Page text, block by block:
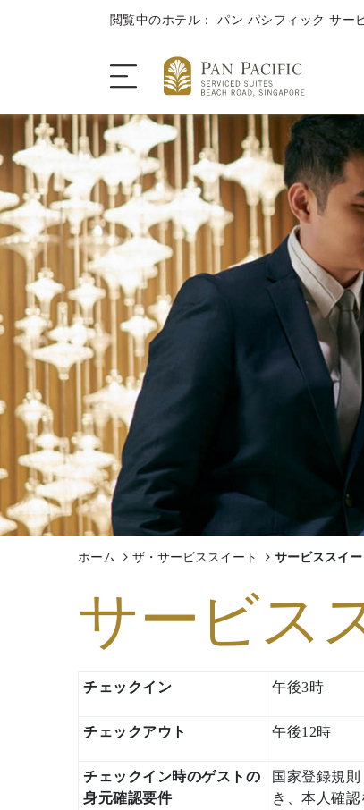
閲覧中のホテル： パン パシフィック サー
ザ・サービススイート
客室＆スイート
ダイニング
キャンペーン
エクスペリエンス
パン パシフィック ディス
ー
ビーチロード
グローバルホームページに戻る
ホーム ザ・サービススイート サービススイ
サービス
チェックイン 午後3時
チェックアウト 午後12時
チェックイン時のゲストの
身元確認要件
国家登録規
き、本人確